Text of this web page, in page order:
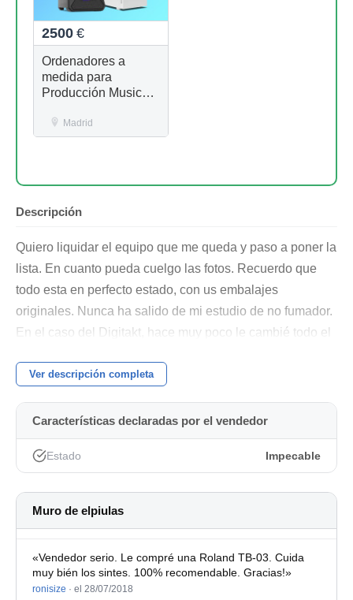
2500 €
Ordenadores a
medida para
Producción Musical |
MyPc Pro
Madrid
Descripción
Quiero liquidar el equipo que me queda y paso a poner la
lista. En cuanto pueda cuelgo las fotos. Recuerdo que
todo esta en perfecto estado, con us embalajes
originales. Nunca ha salido de mi estudio de no fumador.
En el caso del Digitakt, hace muy poco le cambié todo el
convenir.
2 Digitone: 500€
5 Boss DimensionC Wazacraft: 190€
Ver descripción completa
Características declaradas por el vendedor
Estado Impecable
Muro de elpiulas
«Vendedor serio. Le compré una Roland TB-03. Cuida
muy bién los sintes. 100% recomendable. Gracias!»
ronisize · el 28/07/2018